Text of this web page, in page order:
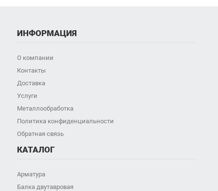
ИНФОРМАЦИЯ
О компании
Контакты
Доставка
Услуги
Металлообработка
Политика конфиденциальности
Обратная связь
КАТАЛОГ
Арматура
Балка двутавровая